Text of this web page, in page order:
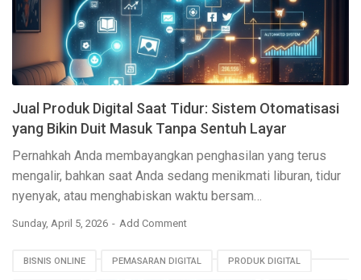
Jual Produk Digital Saat Tidur: Sistem Otomatisasi
yang Bikin Duit Masuk Tanpa Sentuh Layar
Pernahkah Anda membayangkan penghasilan yang terus
mengalir, bahkan saat Anda sedang menikmati liburan, tidur
nyenyak, atau menghabiskan waktu bersam…
Sunday, April 5, 2026 Add Comment
BISNIS ONLINE PEMASARAN DIGITAL PRODUK DIGITAL